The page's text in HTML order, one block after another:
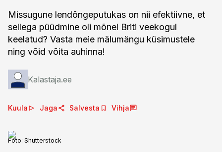
Missugune lendõngeputukas on nii efektiivne, et
sellega püüdmine oli mõnel Briti veekogul
keelatud? Vasta meie mälumängu küsimustele
ning võid võita auhinna!
Kalastaja.ee
Kuula Jaga Salvesta Vihja
Foto: Shutterstock